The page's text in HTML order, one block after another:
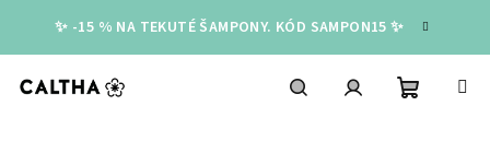
obsah
✨ -15 % NA TEKUTÉ ŠAMPONY. KÓD SAMPON15 ✨